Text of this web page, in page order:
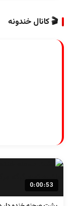
🎬 کانال خندونه
0:00:53